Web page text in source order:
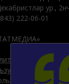
ур.,
222-06-01
«cookie»для